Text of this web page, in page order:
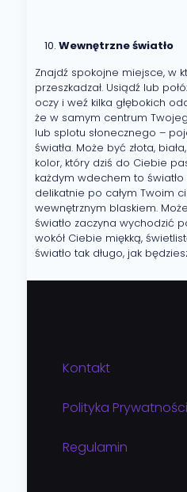
Wewnętrzne światło
Znajdź spokojne miejsce, w
przeszkadzał. Usiądź lub
oczy i weź kilka głębokich
że w samym centrum
lub splotu słonecznego –
światła. Może być złota,
kolor, który dziś do Ciebie
każdym wdechem to
delikatnie po całym Twoim
wewnętrznym blaskiem.
światło zaczyna wychodzić
wokół Ciebie miękką,
światło tak długo, jak
Kontakt
Polityka Prywatności
Regulamin